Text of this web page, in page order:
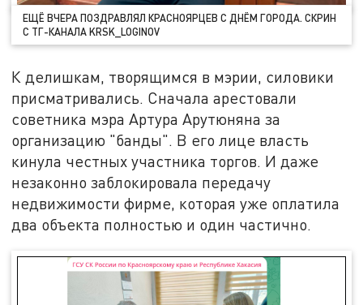
ЕЩЁ ВЧЕРА ПОЗДРАВЛЯЛ КРАСНОЯРЦЕВ С ДНЁМ ГОРОДА. СКРИН
С ТГ-КАНАЛА KRSK_LOGINOV
К делишкам, творящимся в мэрии, силовики
присматривались. Сначала арестовали
советника мэра Артура Арутюняна за
организацию "банды". В его лице власть
кинула честных участника торгов. И даже
незаконно заблокировала передачу
недвижимости фирме, которая уже оплатила
два объекта полностью и один частично.